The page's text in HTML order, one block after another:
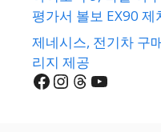
평가서 볼보 EX90 제
제네시스, 전기차 구
리지 제공
Facebook
Instagram
Threads
YouTube